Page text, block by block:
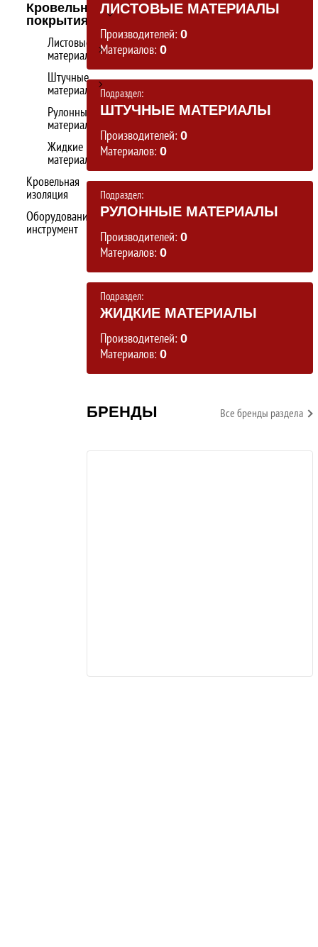
Кровельные
покрытия
Листовые
материалы
Штучные
материалы
Рулонные
материалы
Жидкие
материалы
Кровельная
изоляция
Оборудование,
инструмент
ЛИСТОВЫЕ МАТЕРИАЛЫ
Производителей:0
Материалов:0
Подраздел:
ШТУЧНЫЕ МАТЕРИАЛЫ
Производителей:0
Материалов:0
Подраздел:
РУЛОННЫЕ МАТЕРИАЛЫ
Производителей:0
Материалов:0
Подраздел:
ЖИДКИЕ МАТЕРИАЛЫ
Производителей:0
Материалов:0
БРЕНДЫ Все бренды раздела